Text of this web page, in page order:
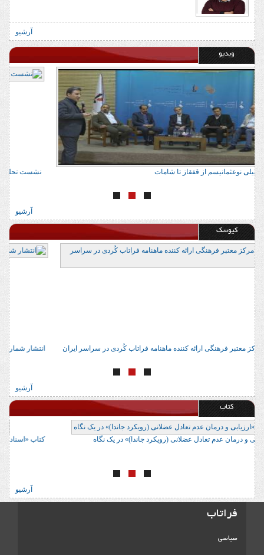
آرشیو
ویدیو
نشست تحلیلی نوعثمانیسم از قفقاز تا شامات
آرشیو
کیوسک
آدرس 22 مرکز معتبر فرهنگی ارائه کننده ماهنامه فراتاب کُردی در سراسر ایران
آرشیو
کتاب
کتاب «ارزیابی و درمان عدم تعادل عضلانی (رویکرد جاندا)» در یک نگاه
آرشیو
فراتاب
سیاسی